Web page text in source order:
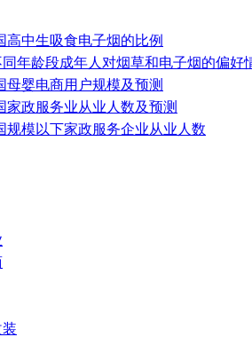
高中生吸食电子烟的比例
同年龄段成年人对烟草和电子烟的偏好
母婴电商用户规模及预测
家政服务业从业人数及预测
规模以下家政服务企业从业人数